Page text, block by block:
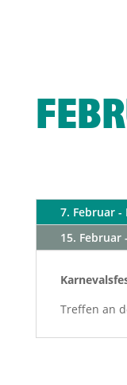
7. Februar
15. Februar
Treffen an